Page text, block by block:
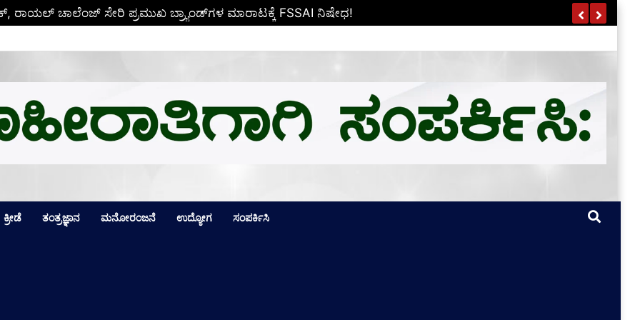
ಒಲಿದ ಪದಕಗಳೆಷ್ಟು? ಪದಕ ಪಟ್ಟಿಯಲ್ಲಿ ಮೊದಲ ಸ್ಥಾನ ಯಾರಿಗೆ? ಪೂರ್ಣ ವಿವರ ಇಲ್ಲಿದೆ…
ಕ್ರೀಡೆ ತಂತ್ರಜ್ಞಾನ ಮನೋರಂಜನೆ ಉದ್ಯೋಗ ಸಂಪರ್ಕಿಸಿ